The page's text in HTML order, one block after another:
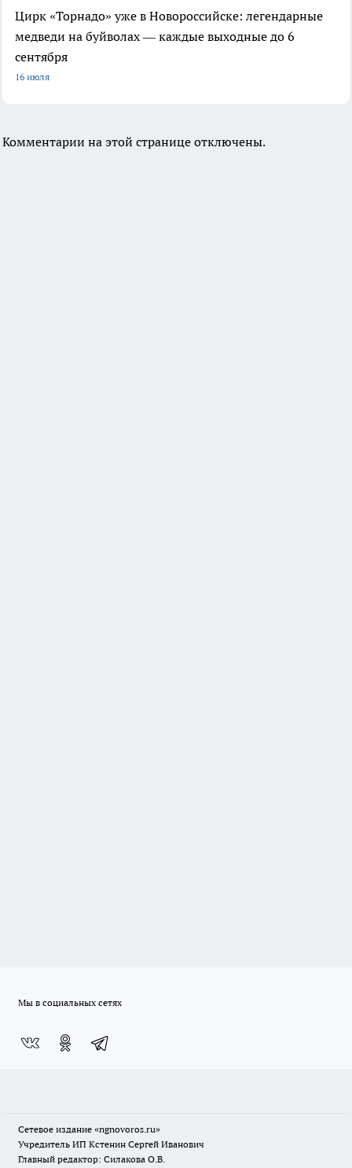
Цирк «Торнадо» уже в Новороссийске: легендарные
медведи на буйволах — каждые выходные до 6
сентября
16 июля
Комментарии на этой странице отключены.
Мы в социальных сетях
Сетевое издание «ngnovoros.ru»
Учредитель ИП Кстенин Сергей Иванович
Главный редактор: Силакова О.В.